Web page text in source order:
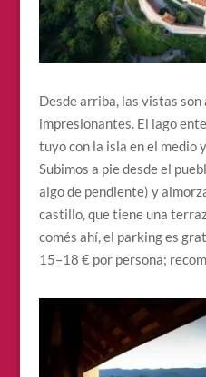
Desde arriba, las vistas
impresionantes. El lago
tuyo con la isla en el medio
Subimos a pie desde el
algo de pendiente) y
castillo, que tiene una
comés ahí, el parking es
15–18 € por persona;